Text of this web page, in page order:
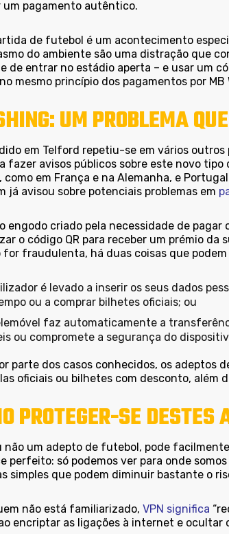
um pagamento autêntico.
de futebol é um acontecimento
do ambiente são uma distração que
de entrar no estádio aperta – e usar um
mesmo princípio dos pagamentos por MB
UM PROBLEMA
em Telford repetiu-se em vários
fazer avisos públicos sobre este novo
como em França e na Alemanha, e
já avisou sobre potenciais problemas em
engodo criado pela necessidade de
o código QR para receber um prémio
for fraudulenta, há duas coisas que
é levado a inserir os seus dados
ou a comprar bilhetes oficiais; ou
faz automaticamente a
ou compromete a segurança do
parte dos casos conhecidos, os adeptos
oficiais ou bilhetes com desconto,
PROTEGER-SE DESTES
não um adepto de futebol, pode
perfeito: só podemos ver para onde
simples que podem diminuir bastante o
não está familiarizado, VPN significa
encriptar as ligações à internet e ocultar